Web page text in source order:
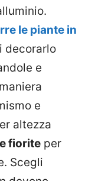
le piante in
decorarlo
e
e
altezza
fiorite per
Scegli